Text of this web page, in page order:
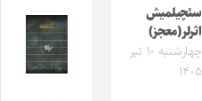
سئچیلمیش
اثرلر(معجز)
چهارشنبه ۱۰ تیر
۱۴۰۵